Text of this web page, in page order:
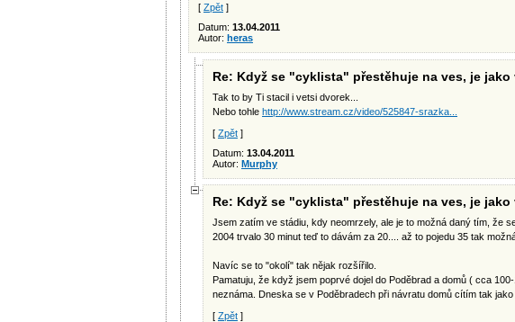
[ Zpět ]
Datum: 13.04.2011
Autor: heras
Re: Když se "cyklista" přestěhuje na ves, je jako
Tak to by Ti stacil i vetsi dvorek...
Nebo tohle http://www.stream.cz/video/525847-srazka...
[ Zpět ]
Datum: 13.04.2011
Autor: Murphy
Re: Když se "cyklista" přestěhuje na ves, je jako
Jsem zatím ve stádiu, kdy neomrzely, ale je to možná daný tím, že
2004 trvalo 30 minut teď to dávám za 20.... až to pojedu 35 tak
Navíc se to "okolí" tak nějak rozšířilo.
Pamatuju, že když jsem poprvé dojel do Poděbrad a domů ( cca
neznáma. Dneska se v Poděbradech při návratu domů cítím tak
[ Zpět ]